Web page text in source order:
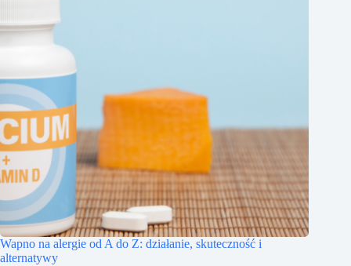
Wapno na alergie od A do Z: działanie, skuteczność i
alternatywy